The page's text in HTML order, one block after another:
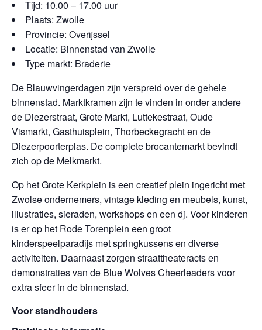
Tijd: 10.00 – 17.00 uur
Plaats: Zwolle
Provincie: Overijssel
Locatie: Binnenstad van Zwolle
Type markt: Braderie
De Blauwvingerdagen zijn verspreid over de gehele
binnenstad. Marktkramen zijn te vinden in onder andere
de Diezerstraat, Grote Markt, Luttekestraat, Oude
Vismarkt, Gasthuisplein, Thorbeckegracht en de
Diezerpoorterplas. De complete brocantemarkt bevindt
zich op de Melkmarkt.
Op het Grote Kerkplein is een creatief plein ingericht met
Zwolse ondernemers, vintage kleding en meubels, kunst,
illustraties, sieraden, workshops en een dj. Voor kinderen
is er op het Rode Torenplein een groot
kinderspeelparadijs met springkussens en diverse
activiteiten. Daarnaast zorgen straattheateracts en
demonstraties van de Blue Wolves Cheerleaders voor
extra sfeer in de binnenstad.
Voor standhouders